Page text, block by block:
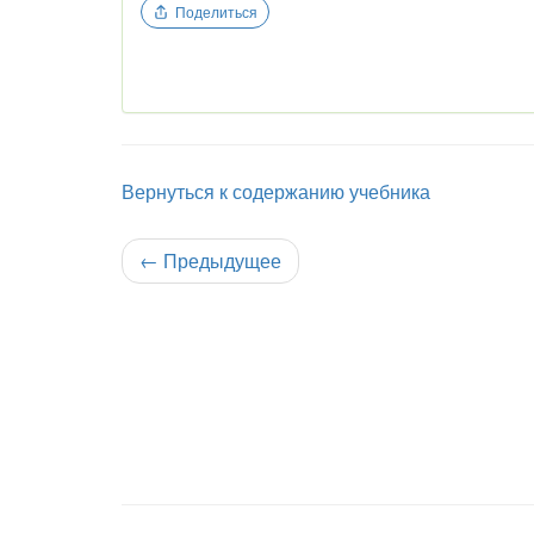
Поделиться
Вернуться к содержанию учебника
← Предыдущее